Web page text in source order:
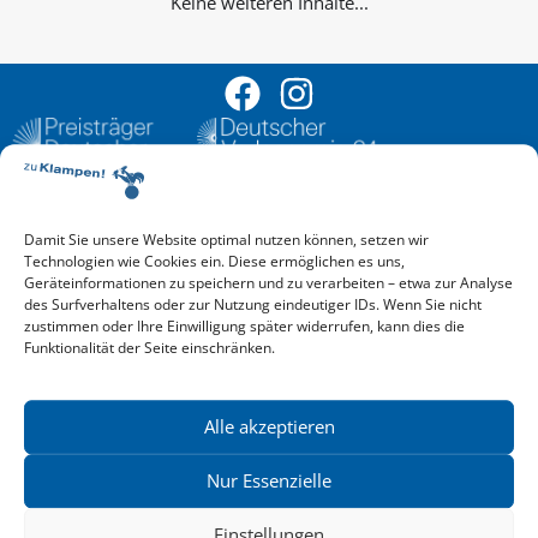
Damit Sie unsere Website optimal nutzen können, setzen wir
Technologien wie Cookies ein. Diese ermöglichen es uns,
Geräteinformationen zu speichern und zu verarbeiten – etwa zur Analyse
des Surfverhaltens oder zur Nutzung eindeutiger IDs. Wenn Sie nicht
zustimmen oder Ihre Einwilligung später widerrufen, kann dies die
Funktionalität der Seite einschränken.
Alle akzeptieren
Nur Essenzielle
Aktuelle Vorschau
Entdecken Sie das aktuelle zu-Klampen!-Verlagsprogramm.
Hier finden Sie die Verlagsvorschau – einfach direkt online
reinlesen oder herunterladen.
Download: Vorschau zu Klampen! Herbst 2026
Mehr aktuelle Vorschauen ansehen
News zu aktuellen Neuheiten und Nachrichten im zu Klampen!
Verlag – jederzeit wieder abbestellbar.